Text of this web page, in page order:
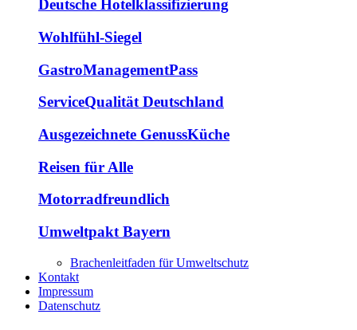
Deutsche Hotelklassifizierung
Wohlfühl-Siegel
GastroManagementPass
ServiceQualität Deutschland
Ausgezeichnete GenussKüche
Reisen für Alle
Motorradfreundlich
Umweltpakt Bayern
Brachenleitfaden für Umweltschutz
Kontakt
Impressum
Datenschutz